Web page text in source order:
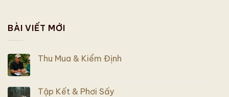
BÀI VIẾT MỚI
Thu Mua & Kiểm Định
Tập Kết & Phơi Sấy